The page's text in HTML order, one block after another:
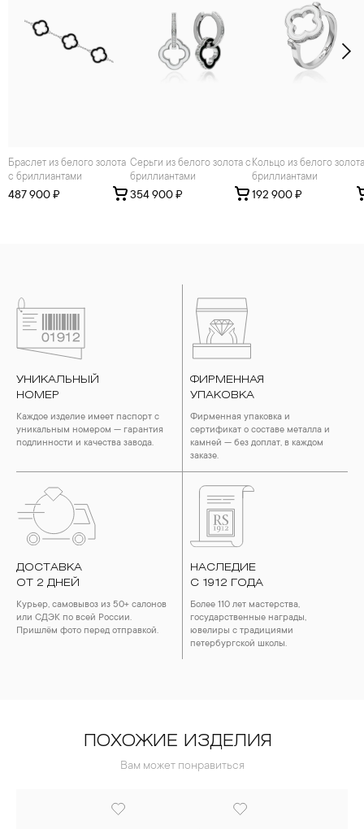
Браслет из белого золота
с бриллиантами
487 900 ₽
Серьги из белого золота с
бриллиантами
354 900 ₽
Кольцо из белого золота с
бриллиантами
192 900 ₽
УНИКАЛЬНЫЙ
НОМЕР
Каждое изделие имеет паспорт с
уникальным номером — гарантия
подлинности и качества завода.
ФИРМЕННАЯ
УПАКОВКА
Фирменная упаковка и
сертификат о составе металла и
камней — без доплат, в каждом
заказе.
ДОСТАВКА
ОТ 2 ДНЕЙ
Курьер, самовывоз из 50+ салонов
или СДЭК по всей России.
Пришлём фото перед отправкой.
НАСЛЕДИЕ
С 1912 ГОДА
Более 110 лет мастерства,
государственные награды,
ювелиры с традициями
петербургской школы.
ПОХОЖИЕ ИЗДЕЛИЯ
Вам может понравиться